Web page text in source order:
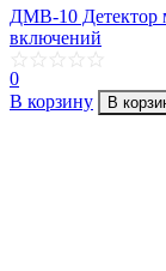
ДМВ-10 Детектор
включений
0
В корзину
В